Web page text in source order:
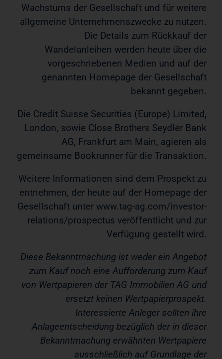
Wachstums der Gesellschaft und für weitere
allgemeine Unternehmenszwecke zu nutzen.
Die Details zum Rückkauf der
Wandelanleihen werden heute über die
vorgeschriebenen Medien und auf der
genannten Homepage der Gesellschaft
bekannt gegeben.
Die Credit Suisse Securities (Europe) Limited,
London, sowie Close Brothers Seydler Bank
AG, Frankfurt am Main, agieren als
gemeinsame Bookrunner für die Transaktion.
Weitere Informationen sind dem Prospekt zu
entnehmen, der heute auf der Homepage der
Gesellschaft unter www.tag-ag.com/investor-
relations/prospectus veröffentlicht und zur
Verfügung gestellt wird.
Diese Bekanntmachung ist weder ein Angebot
zum Kauf noch eine Aufforderung zum Kauf
von Wertpapieren der TAG Immobilien AG und
ersetzt keinen Wertpapierprospekt.
Interessierte Anleger sollten ihre
Anlageentscheidung bezüglich der in dieser
Bekanntmachung erwähnten Wertpapiere
ausschließlich auf Grundlage der